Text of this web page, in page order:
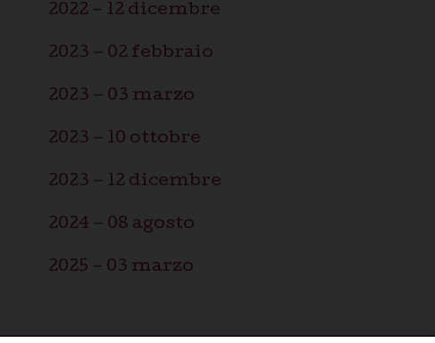
2022 – 12 dicembre
2023 – 02 febbraio
2023 – 03 marzo
2023 – 10 ottobre
2023 – 12 dicembre
2024 – 08 agosto
2025 – 03 marzo